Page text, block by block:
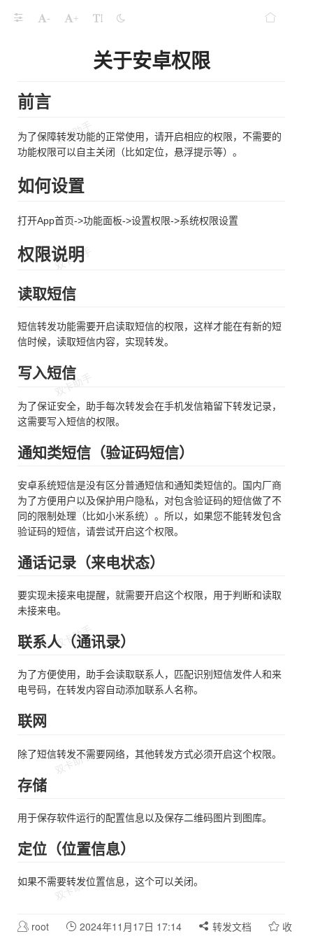
- +
关于安卓权限
前言
为了保障转发功能的正常使用，请开启相应的权限，不需要的
功能权限可以自主关闭（比如定位，悬浮提示等）。
如何设置
打开App首页->功能面板->设置权限->系统权限设置
权限说明
读取短信
短信转发功能需要开启读取短信的权限，这样才能在有新的短
信时候，读取短信内容，实现转发。
写入短信
为了保证安全，助手每次转发会在手机发信箱留下转发记录，
这需要写入短信的权限。
通知类短信（验证码短信）
安卓系统短信是没有区分普通短信和通知类短信的。国内厂商
为了方便用户以及保护用户隐私，对包含验证码的短信做了不
同的限制处理（比如小米系统）。所以，如果您不能转发包含
验证码的短信，请尝试开启这个权限。
通话记录（来电状态）
要实现未接来电提醒，就需要开启这个权限，用于判断和读取
未接来电。
联系人（通讯录）
为了方便使用，助手会读取联系人，匹配识别短信发件人和来
电号码，在转发内容自动添加联系人名称。
联网
除了短信转发不需要网络，其他转发方式必须开启这个权限。
存储
用于保存软件运行的配置信息以及保存二维码图片到图库。
定位（位置信息）
如果不需要转发位置信息，这个可以关闭。
root 2024年11月17日 17:14 转发文档
收